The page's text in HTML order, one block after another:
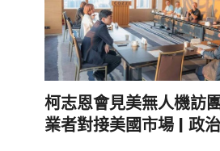
柯志恩會見美無人機訪
業者對接美國市場 | 政